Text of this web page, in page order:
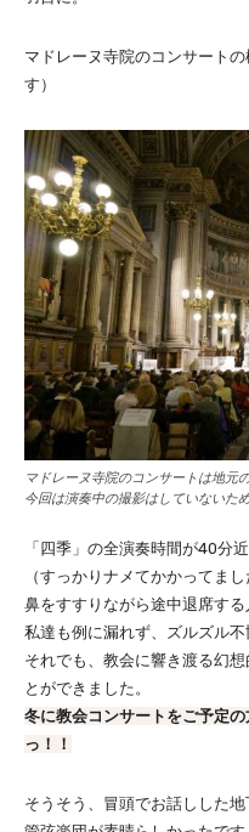
マドレーヌ寺院のコンサート
す）
マドレーヌ寺院のコンサートは地元
今回は演奏中の撮影はしていないた
「四季」の全演奏時間が40分
（すっかりナメてかかってまし
鼻をすすりながら途中退席する
私達も例に漏れず、ズルズル不
それでも、教会に響き渡る幻
とができました。
冬に教会コンサートをご予定
っ！！
そうそう、冒頭でお話しした